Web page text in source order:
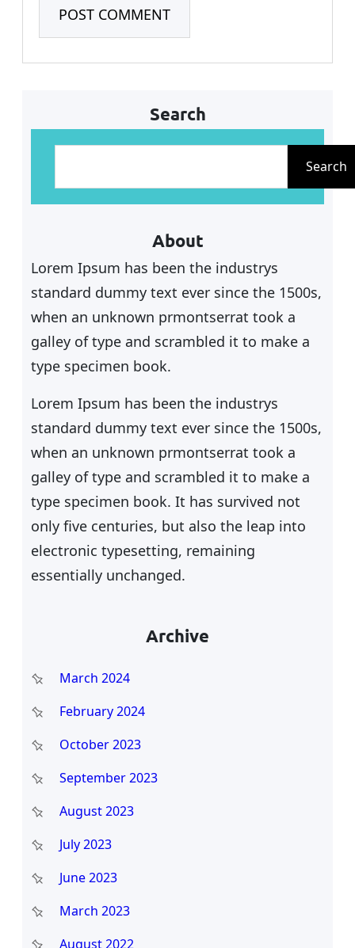
Search
h
Search
About
Lorem Ipsum has been the industrys
standard dummy text ever since the 1500s,
when an unknown prmontserrat took a
galley of type and scrambled it to make a
type specimen book.
Lorem Ipsum has been the industrys
standard dummy text ever since the 1500s,
when an unknown prmontserrat took a
galley of type and scrambled it to make a
type specimen book. It has survived not
only five centuries, but also the leap into
electronic typesetting, remaining
essentially unchanged.
Archive
March 2024
February 2024
October 2023
September 2023
August 2023
July 2023
June 2023
March 2023
August 2022